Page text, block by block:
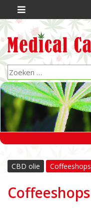
CBD olie Coffeeshops
Coffeeshops